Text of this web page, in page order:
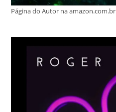
Página do Autor na amazon.com.br